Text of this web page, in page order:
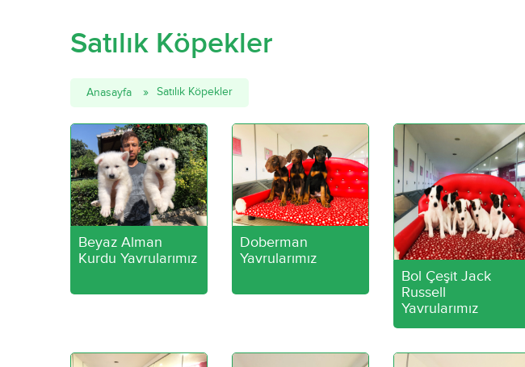
Satılık Köpekler
Anasayfa Satılık Köpekler
Beyaz Alman
Kurdu Yavrularımız
Doberman
Yavrularımız
Bol Çeşit Jack
Russell
Yavrularımız